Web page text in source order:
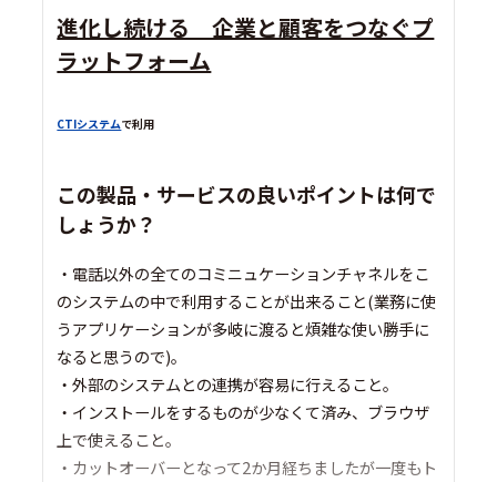
進化し続ける 企業と顧客をつなぐプ
ラットフォーム
CTIシステムで利用
この製品・サービスの良いポイントは何で
しょうか？
・電話以外の全てのコミニュケーションチャネルをこ
のシステムの中で利用することが出来ること(業務に使
うアプリケーションが多岐に渡ると煩雑な使い勝手に
なると思うので)。
・外部のシステムとの連携が容易に行えること。
・インストールをするものが少なくて済み、ブラウザ
上で使えること。
・カットオーバーとなって2か月経ちましたが一度もト